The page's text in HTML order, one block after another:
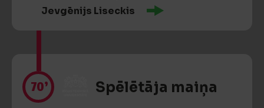
Jevgēnijs Liseckis
70’ Spēlētāja maiņa